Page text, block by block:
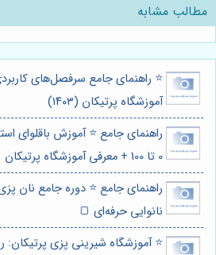
مطالب مشابه
⭐️ راهنمای جامع سرفصل‌های
آموزشگاه پرتیکان (۱۴۰۳)
راهنمای جامع ⭐️ آموزش باقلوای
0 تا 100 + معرفی آموزشگاه پرتیکان 🥮
راهنمای جامع ⭐️ دوره جامع نان
نانوایی حرفه‌ای 🍞
⭐️ آموزشگاه شیرینی پزی پرتیکان: